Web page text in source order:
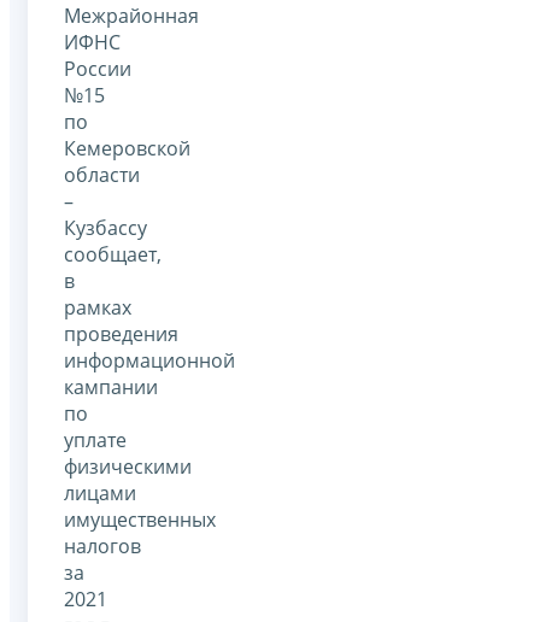
Межрайонная
ИФНС
России
№15
по
Кемеровской
области
–
Кузбассу
сообщает,
в
рамках
проведения
информационной
кампании
по
уплате
физическими
лицами
имущественных
налогов
за
2021